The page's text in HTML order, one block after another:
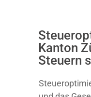
Kanton
Steuern